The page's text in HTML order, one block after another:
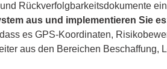
Rückverfolgbarkeitsdokumente
aus und implementieren Sie
es GPS-Koordinaten,
aus den Bereichen Beschaffung,